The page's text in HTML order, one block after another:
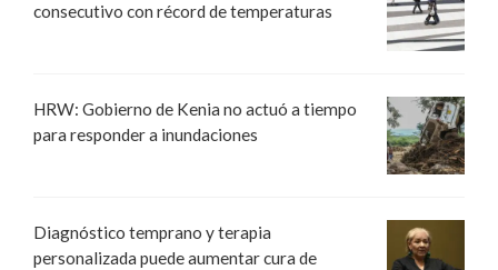
consecutivo con récord de temperaturas
HRW: Gobierno de Kenia no actuó a tiempo
para responder a inundaciones
Diagnóstico temprano y terapia
personalizada puede aumentar cura de